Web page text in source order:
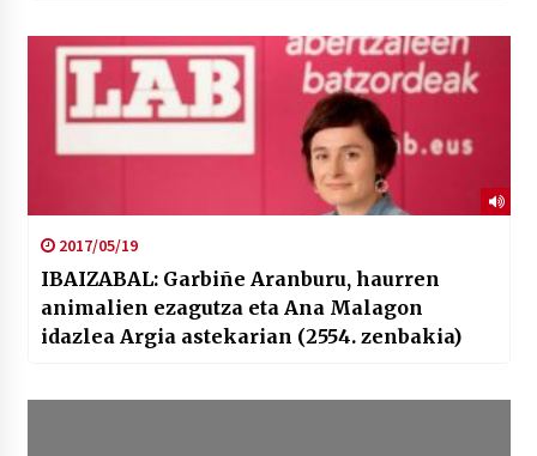
2017/05/19
IBAIZABAL: Garbiñe Aranburu, haurren
animalien ezagutza eta Ana Malagon
idazlea Argia astekarian (2554. zenbakia)